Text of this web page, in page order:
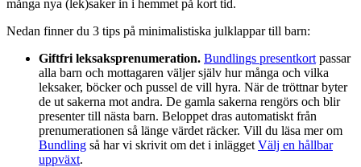
många nya (lek)saker in i hemmet på kort tid.
Nedan finner du 3 tips på minimalistiska julklappar till barn:
Giftfri leksaksprenumeration. Bundlings presentkort passar
alla barn och mottagaren väljer själv hur många och vilka
leksaker, böcker och pussel de vill hyra. När de tröttnar byter
de ut sakerna mot andra. De gamla sakerna rengörs och blir
presenter till nästa barn. Beloppet dras automatiskt från
prenumerationen så länge värdet räcker. Vill du läsa mer om
Bundling så har vi skrivit om det i inlägget Välj en hållbar
uppväxt.